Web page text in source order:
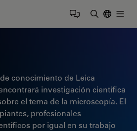
conocimiento de Leica
investigación científica
el tema de la microscopía. El
profesionales
por igual en su trabajo